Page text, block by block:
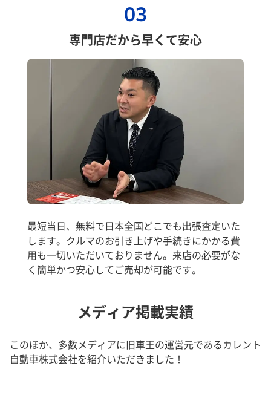
03
専門店だから早くて安心
最短当日、無料で日本全国どこでも出張査定いた
します。クルマのお引き上げや手続きにかかる費
用も一切いただいておりません。来店の必要がな
く簡単かつ安心してご売却が可能です。
メディア掲載実績
このほか、多数メディアに旧車王の運営元であるカレント
自動車株式会社を紹介いただきました！